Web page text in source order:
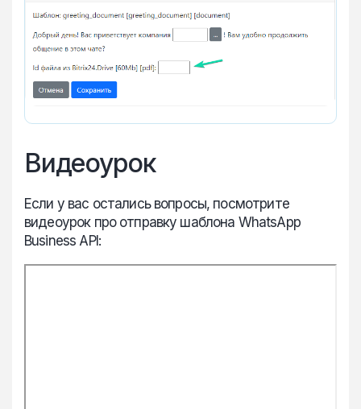
Видеоурок
Если у вас остались вопросы, посмотрите
видеоурок про отправку шаблона WhatsApp
Business API: